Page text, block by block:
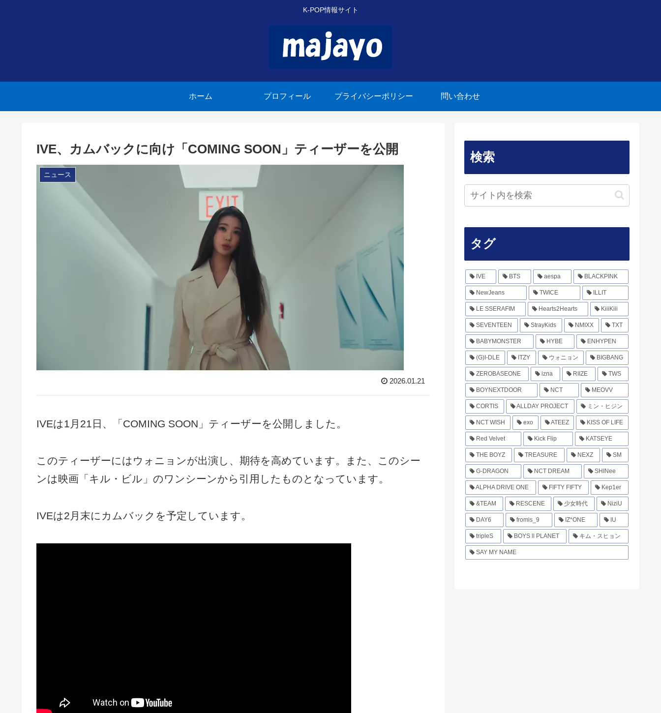
K-POP情報サイト
ホーム プロフィール プライバシーポリシー 問い合わせ
IVE、カムバックに向け「COMING SOON」ティーザーを公開
ニュース
2026.01.21
IVEは1月21日、「COMING SOON」ティーザーを公開しました。
このティーザーにはウォニョンが出演し、期待を高めています。また、このシー
ンは映画「キル・ビル」のワンシーンから引用したものとなっています。
IVEは2月末にカムバックを予定しています。
検索
タグ
IVE BTS aespa BLACKPINK
NewJeans TWICE ILLIT
LE SSERAFIM Hearts2Hearts KiiiKiii
SEVENTEEN StrayKids NMIXX TXT
BABYMONSTER HYBE ENHYPEN
(G)I-DLE ITZY ウォニョン BIGBANG
ZEROBASEONE izna RIIZE TWS
BOYNEXTDOOR NCT MEOVV
CORTIS ALLDAY PROJECT ミン・ヒジン
NCT WISH exo ATEEZ KISS OF LIFE
Red Velvet Kick Flip KATSEYE
THE BOYZ TREASURE NEXZ SM
G-DRAGON NCT DREAM SHINee
ALPHA DRIVE ONE FIFTY FIFTY Kep1er
&TEAM RESCENE 少女時代 NiziU
DAY6 fromis_9 IZ*ONE IU
tripleS BOYS ll PLANET キム・スヒョン
SAY MY NAME